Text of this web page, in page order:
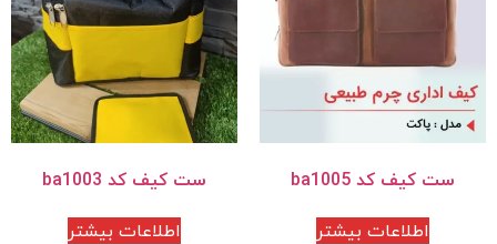
ست کیف کد ba1005
اطلاعات بیشتر
ست کیف کد ba1003
اطلاعات بیشتر